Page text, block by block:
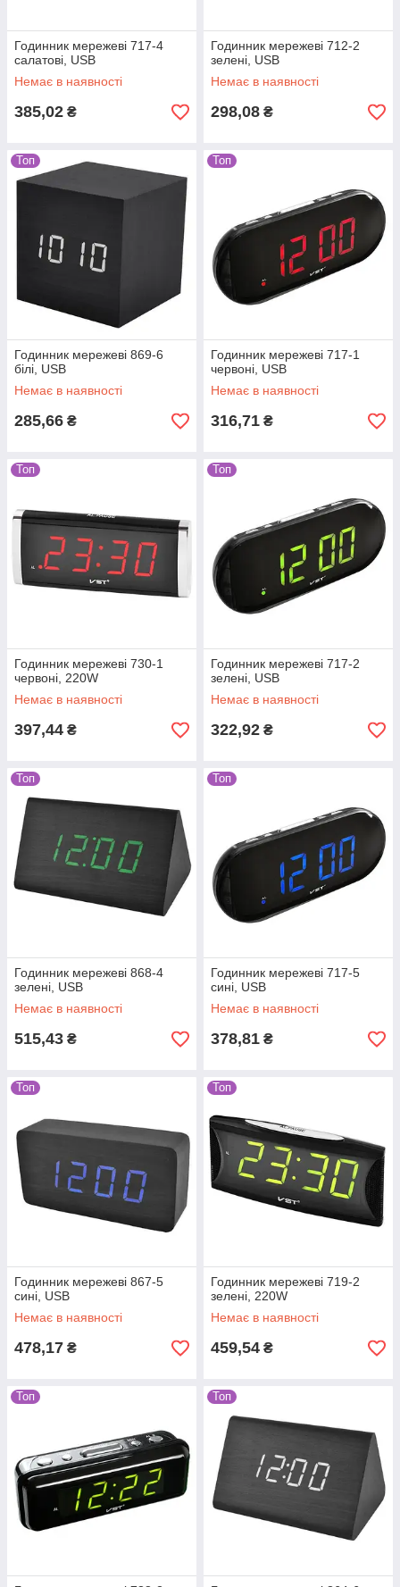
Годинник мережеві 717-4
салатові, USB
Немає в наявності
385,02 ₴
Годинник мережеві 712-2
зелені, USB
Немає в наявності
298,08 ₴
Топ
Годинник мережеві 869-6
білі, USB
Немає в наявності
285,66 ₴
Топ
Годинник мережеві 717-1
червоні, USB
Немає в наявності
316,71 ₴
Топ
Годинник мережеві 730-1
червоні, 220W
Немає в наявності
397,44 ₴
Топ
Годинник мережеві 717-2
зелені, USB
Немає в наявності
322,92 ₴
Топ
Годинник мережеві 868-4
зелені, USB
Немає в наявності
515,43 ₴
Топ
Годинник мережеві 717-5
сині, USB
Немає в наявності
378,81 ₴
Топ
Годинник мережеві 867-5
сині, USB
Немає в наявності
478,17 ₴
Топ
Годинник мережеві 719-2
зелені, 220W
Немає в наявності
459,54 ₴
Топ Топ